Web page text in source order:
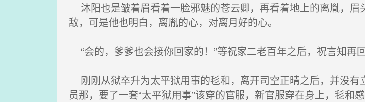
沐阳也是皱着眉看着一脸邪魅的苍云卿，再看着地上的离胤，
敌，可是他也明白，离胤的心，对离月好的心。
“会的，爹爹也会接你回家的！”等祝家二老百年之后，祝言知再回
刚刚从狱卒升为太平狱用事的毝和，离开司空正晴之后，并没
员那，要了一套“太平狱用事”该穿的官服，新官服穿在身上，毝和